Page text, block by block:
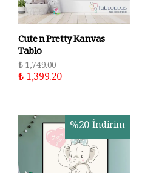
Cute n Pretty Kanvas
Tablo
₺ 1,749.00
₺ 1,399.20
%20 İndirim